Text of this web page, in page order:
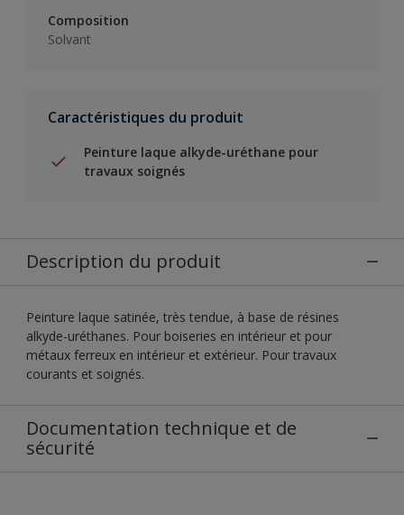
Composition
Solvant
Caractéristiques du produit
Peinture laque alkyde-uréthane pour
travaux soignés
Description du produit
Peinture laque satinée, très tendue, à base de résines
alkyde-uréthanes. Pour boiseries en intérieur et pour
métaux ferreux en intérieur et extérieur. Pour travaux
courants et soignés.
Documentation technique et de
sécurité